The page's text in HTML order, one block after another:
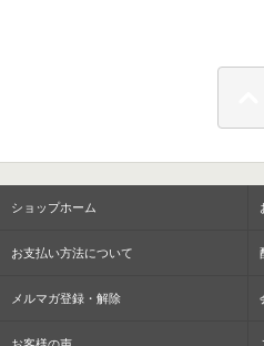
ショップホーム
お支払い方法について
メルマガ登録・解除